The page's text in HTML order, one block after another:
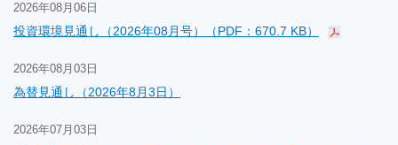
2026年08月06日
投資環境見通し（2026年08月号）（PDF：670.7 KB）
2026年08月03日
為替見通し（2026年8月3日）
2026年07月03日